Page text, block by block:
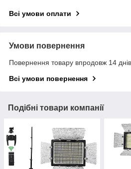
Всі умови оплати
Умови повернення
Повернення товару впродовж 14
Всі умови повернення
Подібні товари компанії